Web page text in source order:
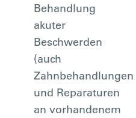
Behandlung
akuter
Beschwerden
(auch
Zahnbehandlungen
und Reparaturen
an vorhandenem